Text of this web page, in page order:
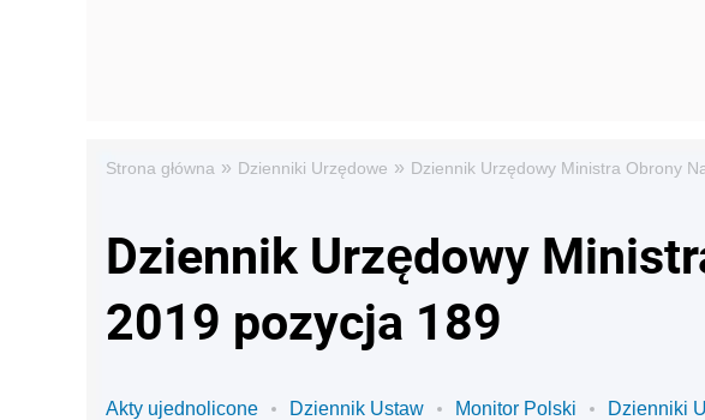
Strona główna » Dzienniki Urzędowe » Dziennik Urzędowy Ministra Obrony
Dziennik Urzędowy
2019 pozycja 189
Akty ujednolicone Dziennik Ustaw Monitor Polski Dzienniki